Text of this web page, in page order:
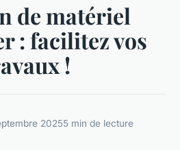
de matériel
: facilitez vos
!
20255 min de lecture